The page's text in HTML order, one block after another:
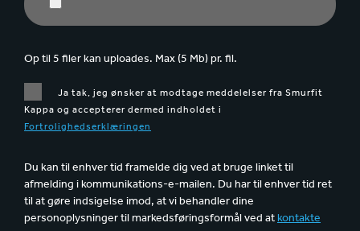
Op til 5 filer kan uploades. Max (5 Mb) pr. fil.
Ja tak, jeg ønsker at modtage meddelelser fra Smurfit
Kappa og accepterer dermed indholdet i
Fortrolighedserklæringen
Du kan til enhver tid framelde dig ved at bruge linket til
afmelding i kommunikations-e-mailen. Du har til enhver tid ret
til at gøre indsigelse imod, at vi behandler dine
personoplysninger til markedsføringsformål ved atkontakte